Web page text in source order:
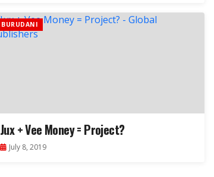
BURUDANI
Jux + Vee Money = Project?
July 8, 2019